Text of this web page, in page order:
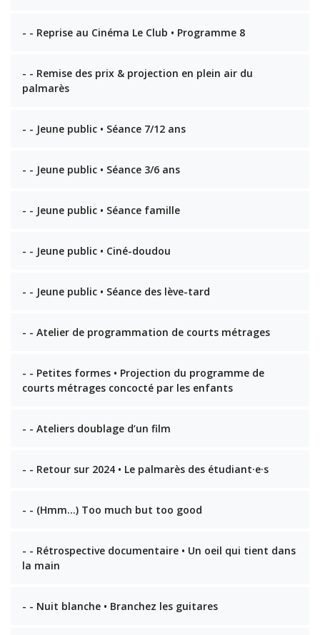
- - Reprise au Cinéma Le Club • Programme 8
- - Remise des prix & projection en plein air du
palmarès
- - Jeune public • Séance 7/12 ans
- - Jeune public • Séance 3/6 ans
- - Jeune public • Séance famille
- - Jeune public • Ciné-doudou
- - Jeune public • Séance des lève-tard
- - Atelier de programmation de courts métrages
- - Petites formes • Projection du programme de
courts métrages concocté par les enfants
- - Ateliers doublage d’un film
- - Retour sur 2024 • Le palmarès des étudiant·e·s
- - (Hmm…) Too much but too good
- - Rétrospective documentaire • Un oeil qui tient dans
la main
- - Nuit blanche • Branchez les guitares